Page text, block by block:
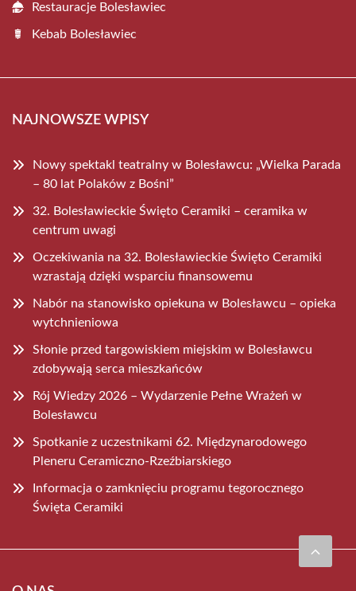
Restauracje Bolesławiec
Kebab Bolesławiec
NAJNOWSZE WPISY
Nowy spektakl teatralny w Bolesławcu: „Wielka Parada
– 80 lat Polaków z Bośni”
32. Bolesławieckie Święto Ceramiki – ceramika w
centrum uwagi
Oczekiwania na 32. Bolesławieckie Święto Ceramiki
wzrastają dzięki wsparciu finansowemu
Nabór na stanowisko opiekuna w Bolesławcu – opieka
wytchnieniowa
Słonie przed targowiskiem miejskim w Bolesławcu
zdobywają serca mieszkańców
Rój Wiedzy 2026 – Wydarzenie Pełne Wrażeń w
Bolesławcu
Spotkanie z uczestnikami 62. Międzynarodowego
Pleneru Ceramiczno-Rzeźbiarskiego
Informacja o zamknięciu programu tegorocznego
Święta Ceramiki